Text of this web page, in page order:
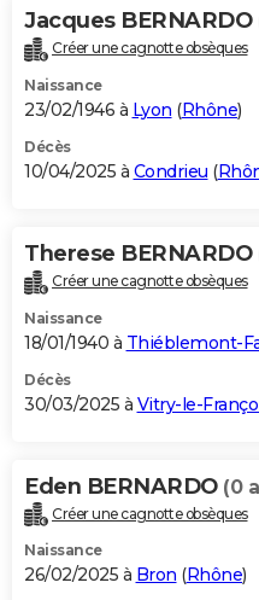
Jacques BERNARDO
Créer une cagnotte obsèques
Naissance
23/02/1946 à Lyon (Rhône)
Décès
10/04/2025 à Condrieu (
Therese BERNARDO
Créer une cagnotte obsèques
Naissance
18/01/1940 à Thiéblemont-
Décès
30/03/2025 à Vitry-le-
Eden BERNARDO (0
Créer une cagnotte obsèques
Naissance
26/02/2025 à Bron (Rhône)